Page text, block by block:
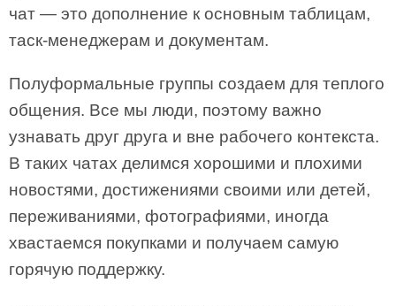
чат — это дополнение к основным таблицам,
таск-менеджерам и документам.
Полуформальные группы создаем для теплого
общения. Все мы люди, поэтому важно
узнавать друг друга и вне рабочего контекста.
В таких чатах делимся хорошими и плохими
новостями, достижениями своими или детей,
переживаниями, фотографиями, иногда
хвастаемся покупками и получаем самую
горячую поддержку.